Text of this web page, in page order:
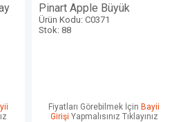
Pinart Apple Büyük
Ürün Kodu: C0371
Stok: 88
Fiyatları Görebilmek İçin Bayii
Girişi Yapmalısınız Tıklayınız